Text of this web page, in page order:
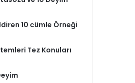
10 cümle Örneği
Tez Konuları